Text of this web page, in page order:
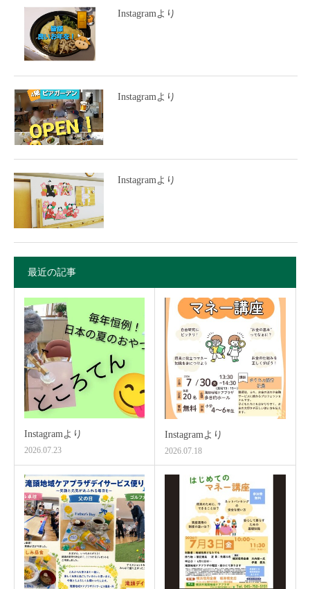
Instagramより
Instagramより
Instagramより
最近の記事
Instagramより
2026.07.23
Instagramより
2026.07.18